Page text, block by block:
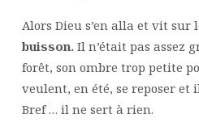
Alors Dieu s’en alla et vit sur
buisson.Il n’était pas assez
forêt, son ombre trop petite
veulent, en été, se reposer et
Bref … il ne sert à rien.